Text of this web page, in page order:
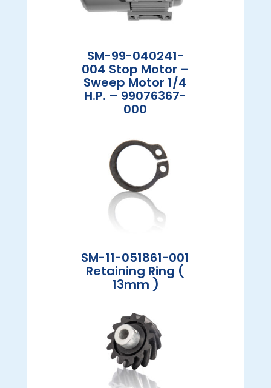
SM-99-040241-
004 Stop Motor –
Sweep Motor 1/4
H.P. – 99076367-
000
SM-11-051861-001
Retaining Ring (
13mm )